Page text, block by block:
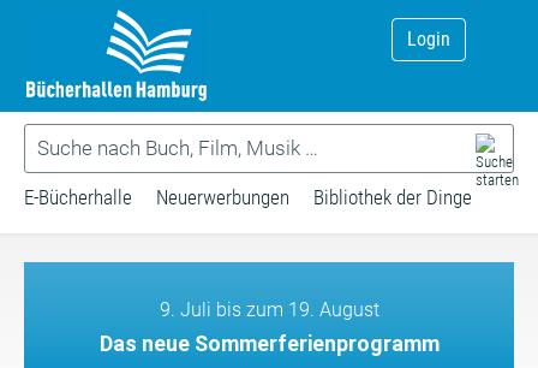
Login
E-Bücherhalle Neuerwerbungen Bibliothek der Dinge
9. Juli bis zum 19. August
Das neue Sommerferienprogramm